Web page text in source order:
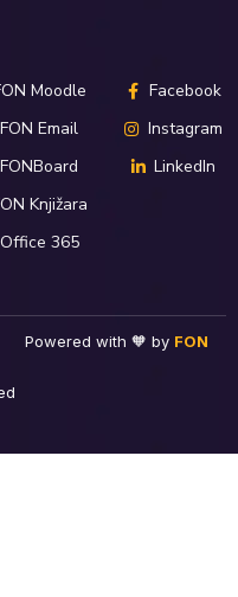
Moodle
FON Email
FONBoard
Knjižara
Office 365
Facebook
Instagram
LinkedIn
Powered with 🧡 by FON